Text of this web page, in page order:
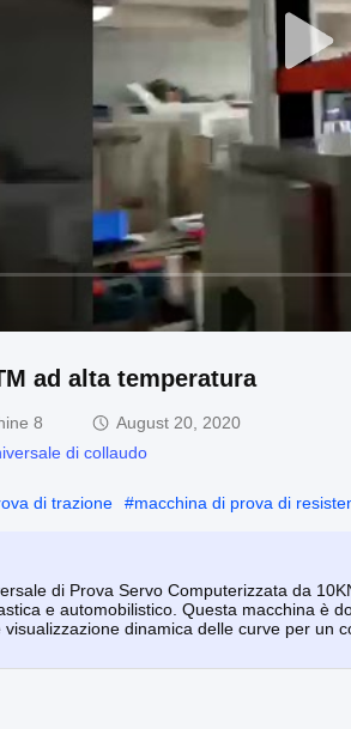
ad alta temperatura
8
August 20, 2020
di collaudo
di trazione #macchina di prova di
di Prova Servo Computerizzata da
e automobilistico. Questa macchina è
dinamica delle curve per un